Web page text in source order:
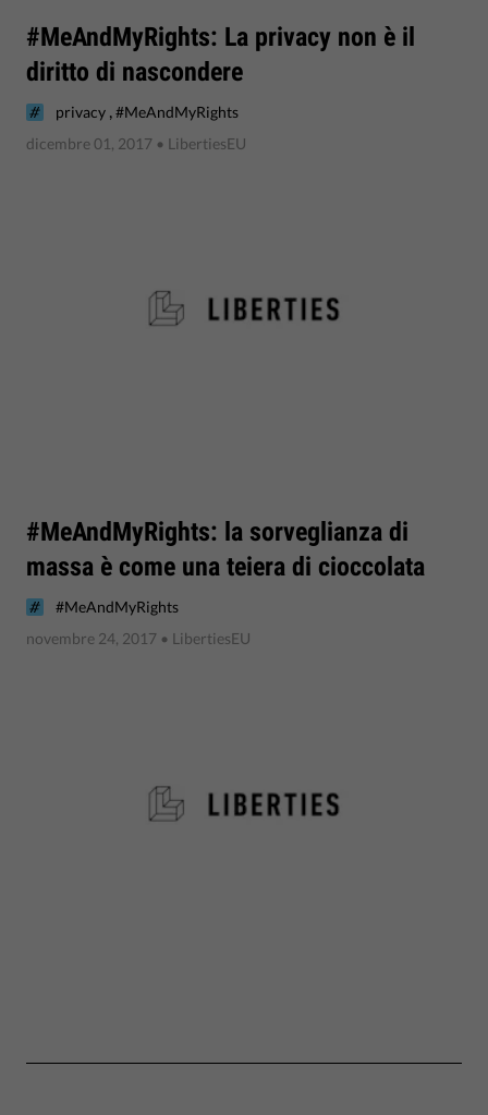
#MeAndMyRights: La privacy non è il
diritto di nascondere
privacy ,#MeAndMyRights
dicembre 01, 2017 • LibertiesEU
#MeAndMyRights: la sorveglianza di
massa è come una teiera di cioccolata
#MeAndMyRights
novembre 24, 2017 • LibertiesEU